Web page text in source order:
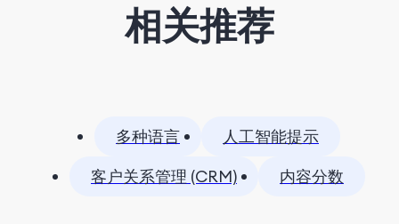
相关推荐
多种语言
人工智能提示
客户关系管理 (CRM)
内容分数